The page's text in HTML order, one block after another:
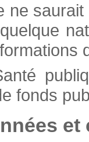
ne
fonds
et